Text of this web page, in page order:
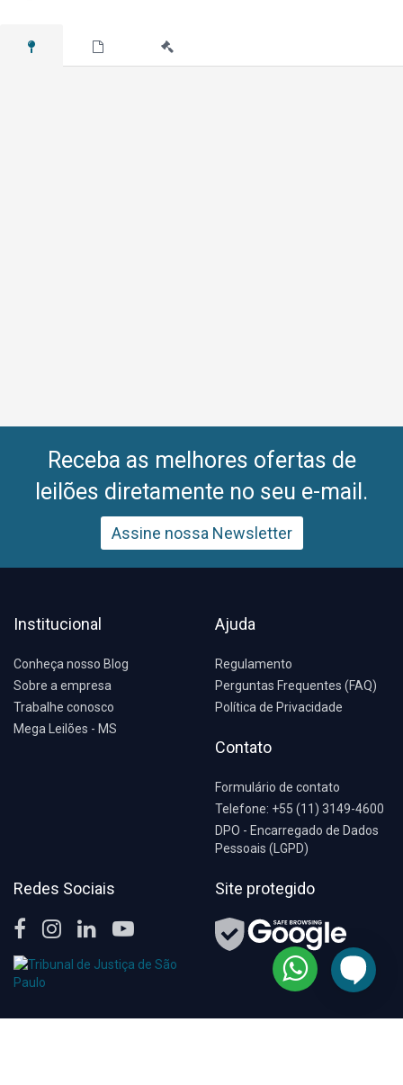
Receba as melhores ofertas de
leilões diretamente no seu e-mail.
Assine nossa Newsletter
Institucional
Conheça nosso Blog
Sobre a empresa
Trabalhe conosco
Mega Leilões - MS
Ajuda
Regulamento
Perguntas Frequentes (FAQ)
Política de Privacidade
Contato
Formulário de contato
Telefone: +55 (11) 3149-4600
DPO - Encarregado de Dados
Pessoais (LGPD)
Redes Sociais Site protegido